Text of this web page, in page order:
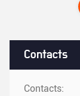
Contacts
Contacts: